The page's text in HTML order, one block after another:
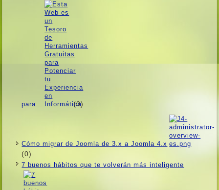
para… (0)
Cómo migrar de Joomla de 3.x a Joomla 4.x
(0)
7 buenos hábitos que te volverán más inteligente